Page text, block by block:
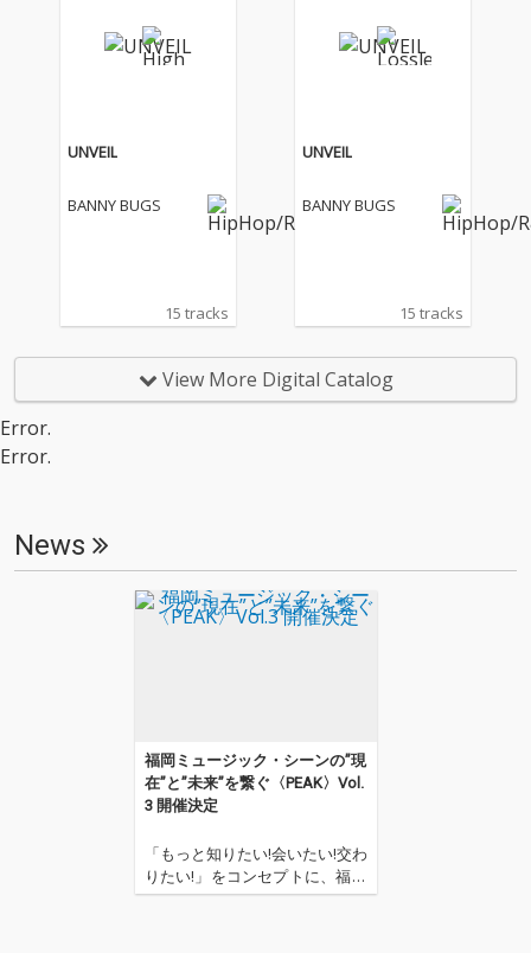
UNVEIL
BANNY BUGS
15 tracks
UNVEIL
BANNY BUGS
15 tracks
View More Digital Catalog
Error.
Error.
News
福岡ミュージック・シーンの”現
在”と”未来”を繋ぐ〈PEAK〉Vol.
3 開催決定
「もっと知りたい!会いたい!交わ
りたい!」をコンセプトに、福岡
ミュージック・シーンの”現